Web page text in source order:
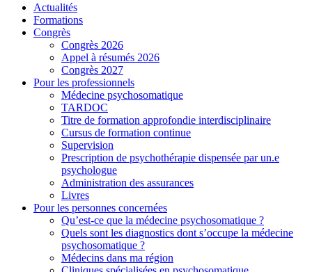
Actualités
Formations
Congrès
Congrès 2026
Appel à résumés 2026
Congrès 2027
Pour les professionnels
Médecine psychosomatique
TARDOC
Titre de formation approfondie interdisciplinaire
Cursus de formation continue
Supervision
Prescription de psychothérapie dispensée par un.e
psychologue
Administration des assurances
Livres
Pour les personnes concernées
Qu’est-ce que la médecine psychosomatique ?
Quels sont les diagnostics dont s’occupe la médecine
psychosomatique ?
Médecins dans ma région